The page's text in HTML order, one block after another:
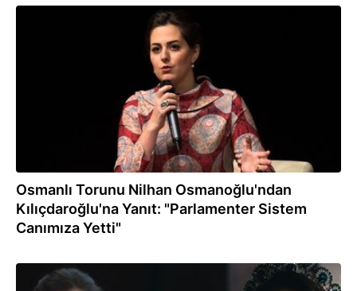
Osmanlı Torunu Nilhan Osmanoğlu'ndan
Kılıçdaroğlu'na Yanıt: "Parlamenter Sistem
Canımıza Yetti"
27.01.2017